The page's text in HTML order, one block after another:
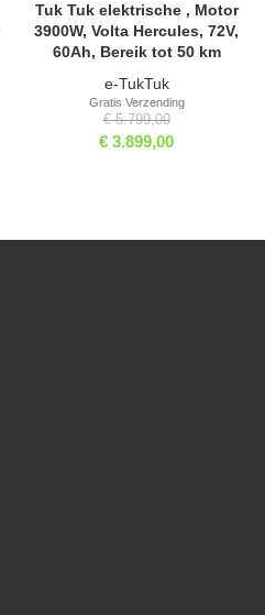
Tuk Tuk elektrische , Motor
3900W, Volta Hercules, 72V,
60Ah, Bereik tot 50 km
e-TukTuk
€5.799,00
€ 3.899,00
Gratis Verzending